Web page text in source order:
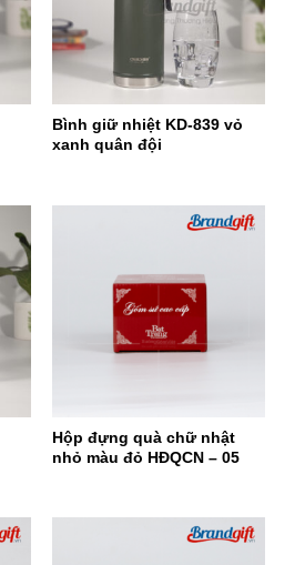
Bình giữ nhiệt KD-839 vỏ
xanh quân đội
Hộp đựng quà chữ nhật
nhỏ màu đỏ HĐQCN – 05